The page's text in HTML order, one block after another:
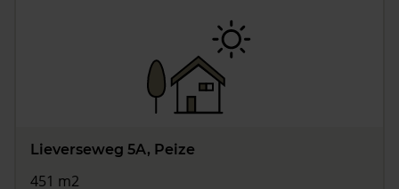
Lieverseweg 5A, Peize
451 m2